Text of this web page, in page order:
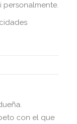
personalmente.
con el que